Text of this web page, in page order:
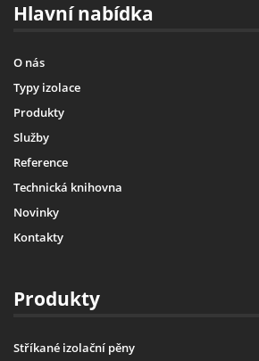
Hlavní nabídka
O nás
Typy izolace
Produkty
Služby
Reference
Technická knihovna
Novinky
Kontakty
Produkty
Stříkané izolační pěny